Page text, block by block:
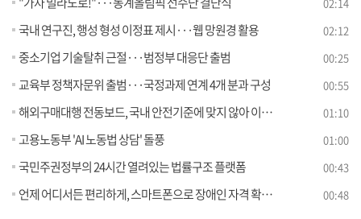
국내 연구진, 행성 형성 이정표 제시···웹 망원경 활용 02:12
중소기업 기술탈취 근절···범정부 대응단 출범 00:25
교육부 정책자문위 출범···국정과제 연계 4개 분과 구성 00:55
해외구매대행 전동보드, 국내 안전기준에 맞지 않아 이용 주의해야 01:10
고용노동부 'AI 노동법 상담' 돌풍 01:00
국민주권정부의 24시간 열려있는 법률구조 플랫폼 00:43
언제 어디서든 편리하게, 스마트폰으로 장애인 자격 확인 가능 00:48